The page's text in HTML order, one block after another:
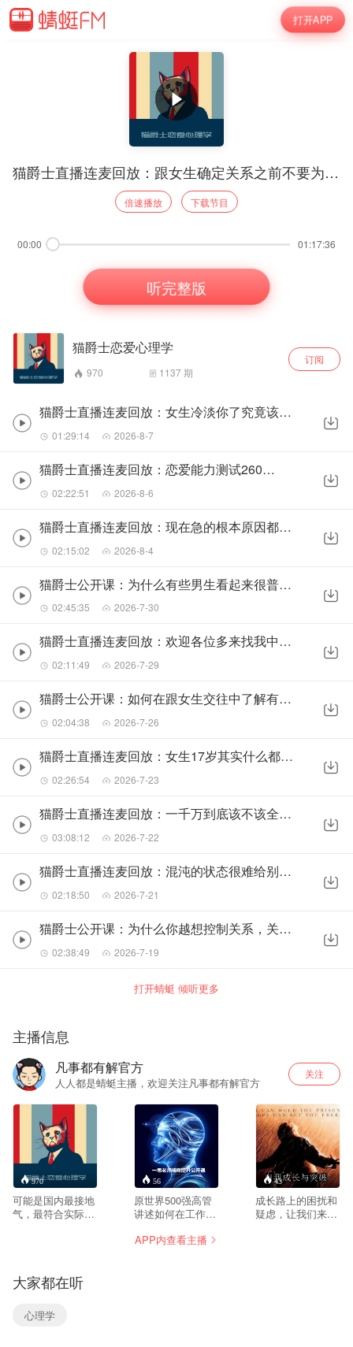
打开APP
猫爵士直播连麦回放：跟女生确定关系之前不要为她花钱260602
倍速播放 下载节目
00:00 01:17:36
听完整版
猫爵士恋爱心理学
970 1137期
订阅
猫爵士直播连麦回放：女生冷淡你了究竟该怎么处理？260806
01:29:14 2026-8-7
猫爵士直播连麦回放：恋爱能力测试260805
02:22:51 2026-8-6
猫爵士直播连麦回放：现在急的根本原因都是底层能力的缺失260804
02:15:02 2026-8-4
猫爵士公开课：为什么有些男生看起来很普通，但总能谈到漂亮的女朋友？
02:45:35 2026-7-30
猫爵士直播连麦回放：欢迎各位多来找我中译中260728
02:11:49 2026-7-29
猫爵士公开课：如何在跟女生交往中了解有没有机会，并适当地表达兴趣
02:04:38 2026-7-26
猫爵士直播连麦回放：女生17岁其实什么都懂的260723
02:26:54 2026-7-23
猫爵士直播连麦回放：一千万到底该不该全款买房？260722
03:08:12 2026-7-22
猫爵士直播连麦回放：混沌的状态很难给别人一个有承诺的未来260721
02:18:50 2026-7-21
猫爵士公开课：为什么你越想控制关系，关系就越失控？260719
02:38:49 2026-7-19
打开蜻蜓 倾听更多
主播信息
凡事都有解官方
人人都是蜻蜓主播，欢迎关注凡事都有解官方
关注
970
可能是国内最接地
气，最符合实际，
往中的问题，帮助
你克服与异性交往
获真正美好的爱
56
原世界500强高管
讲述如何在工作和
系，给到大家条理
43
成长路上的困扰和
疑虑，让我们来帮
APP内查看主播
大家都在听
心理学